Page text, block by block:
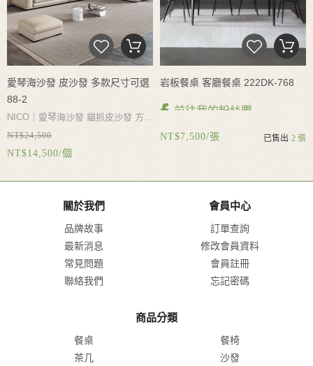
愛琴海沙發 皮沙發 多款尺寸可選
88-2
NICO｜愛琴海沙發 貓抓皮沙發 方塊
沙發 耐磨耐抓 寬大坐深 自由坐躺
分體設計 軟而不塌 多尺寸可選多色
NT$24,500
NT$14,500/個
岩板餐桌 客廳餐桌 222DK-768
前往我的粉絲團
款尺寸可選 多款石材花紋可選 台灣
急速出貨 台灣門市可現場參觀
NT$7,500/張 已售出 2 張
關於我們
品牌故事
最新消息
常見問題
聯絡我們
會員中心
訂單查詢
修改會員資料
會員註冊
忘記密碼
商品分類
餐桌
餐椅
茶几
沙發